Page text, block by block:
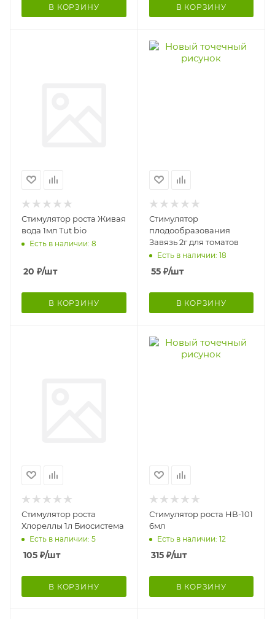
В КОРЗИНУ В КОРЗИНУ
Стимулятор роста Живая
вода 1мл Tut bio
Есть в наличии: 8
20 ₽/шт
В КОРЗИНУ
Стимулятор
плодообразования
Завязь 2г для томатов
Есть в наличии: 18
55₽/шт
В КОРЗИНУ
Стимулятор роста
Хлореллы 1л Биосистема
Есть в наличии: 5
105 ₽/шт
В КОРЗИНУ
Стимулятор роста НВ-101
6мл
Есть в наличии: 12
315₽/шт
В КОРЗИНУ